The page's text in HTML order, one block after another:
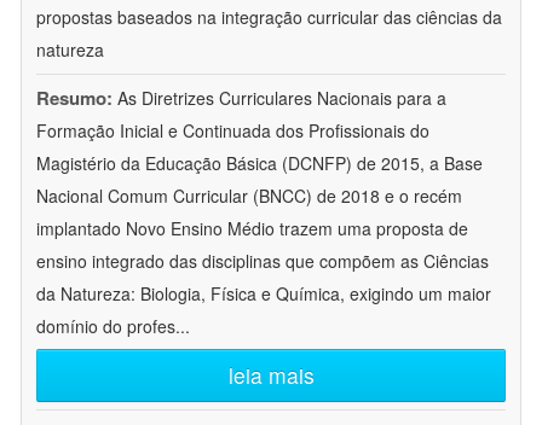
propostas baseados na integração curricular das ciências da
natureza
Resumo: As Diretrizes Curriculares Nacionais para a
Formação Inicial e Continuada dos Profissionais do
Magistério da Educação Básica (DCNFP) de 2015, a Base
Nacional Comum Curricular (BNCC) de 2018 e o recém
implantado Novo Ensino Médio trazem uma proposta de
ensino integrado das disciplinas que compõem as Ciências
da Natureza: Biologia, Física e Química, exigindo um maior
domínio do profes...
leia mais